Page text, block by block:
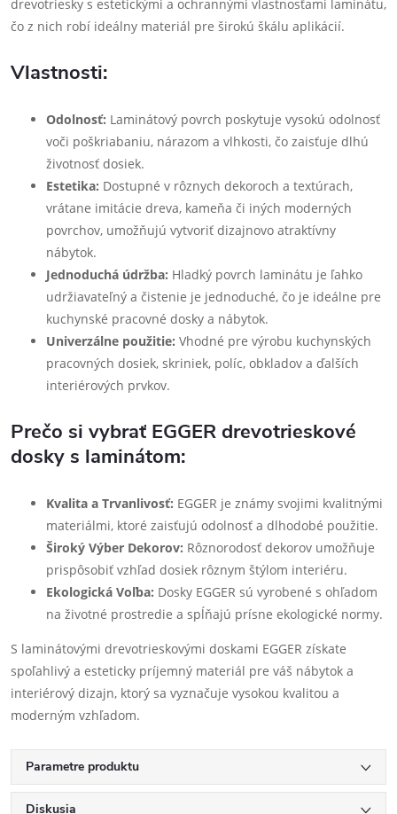
drevotriesky s estetickými a ochrannými vlastnosťami laminátu,
čo z nich robí ideálny materiál pre širokú škálu aplikácií.
Vlastnosti:
Odolnosť: Laminátový povrch poskytuje vysokú odolnosť
voči poškriabaniu, nárazom a vlhkosti, čo zaisťuje dlhú
životnosť dosiek.
Estetika: Dostupné v rôznych dekoroch a textúrach,
vrátane imitácie dreva, kameňa či iných moderných
povrchov, umožňujú vytvoriť dizajnovo atraktívny
nábytok.
Jednoduchá údržba: Hladký povrch laminátu je ľahko
udržiavateľný a čistenie je jednoduché, čo je ideálne pre
kuchynské pracovné dosky a nábytok.
Univerzálne použitie: Vhodné pre výrobu kuchynských
pracovných dosiek, skriniek, políc, obkladov a ďalších
interiérových prvkov.
Prečo si vybrať EGGER drevotrieskové
dosky s laminátom:
Kvalita a Trvanlivosť: EGGER je známy svojimi kvalitnými
materiálmi, ktoré zaisťujú odolnosť a dlhodobé použitie.
Široký Výber Dekorov: Rôznorodosť dekorov umožňuje
prispôsobiť vzhľad dosiek rôznym štýlom interiéru.
Ekologická Voľba: Dosky EGGER sú vyrobené s ohľadom
na životné prostredie a spĺňajú prísne ekologické normy.
S laminátovými drevotrieskovými doskami EGGER získate
spoľahlivý a esteticky príjemný materiál pre váš nábytok a
interiérový dizajn, ktorý sa vyznačuje vysokou kvalitou a
moderným vzhľadom.
Parametre produktu
Diskusia